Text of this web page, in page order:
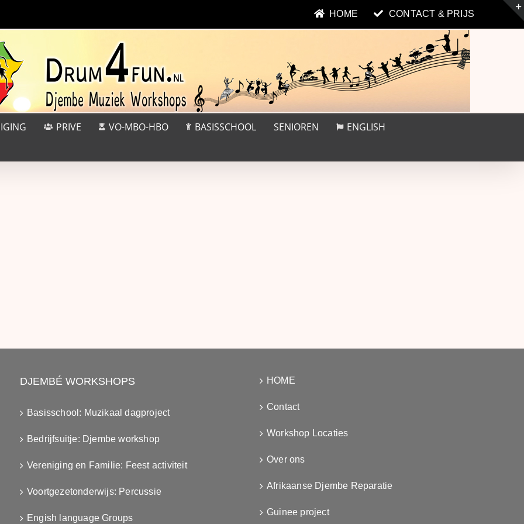
HOME CONTACT & PRIJS
PRIVE VO-MBO-HBO BASISSCHOOL SENIOREN ENGLISH
DJEMBÉ WORKSHOPS
Basisschool: Muzikaal dagproject
Bedrijfsuitje: Djembe workshop
Vereniging en Familie: Feest activiteit
Voortgezetonderwijs: Percussie
Engish language Groups
HOME
Contact
Workshop Locaties
Over ons
Afrikaanse Djembe Reparatie
Guinee project